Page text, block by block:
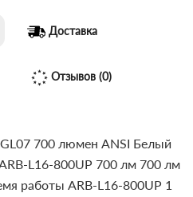
Доставка
Отзывов (0)
700 люмен ANSI Белый
L16-800UP 700 лм 700 лм
работы ARB-L16-800UP 1